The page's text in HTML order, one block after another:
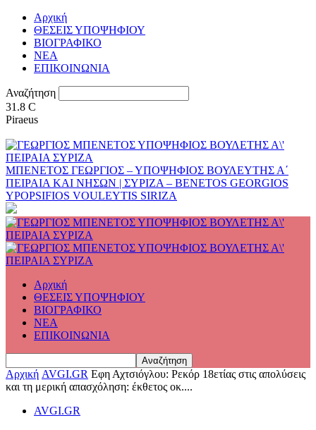
Αρχική
ΘΕΣΕΙΣ ΥΠΟΨΗΦΙΟΥ
ΒΙΟΓΡΑΦΙΚΟ
ΝΕΑ
ΕΠΙΚΟΙΝΩΝΙΑ
Αναζήτηση
31.8 C
Piraeus
ΜΠΕΝΕΤΟΣ ΓΕΩΡΓΙΟΣ – ΥΠΟΨΗΦΙΟΣ ΒΟΥΛΕΥΤΗΣ Α΄
ΠΕΙΡΑΙΑ ΚΑΙ ΝΗΣΩΝ | ΣΥΡΙΖΑ – BENETOS GEORGIOS
YPOPSIFIOS VOULEYTIS SIRIZA
Αρχική
ΘΕΣΕΙΣ ΥΠΟΨΗΦΙΟΥ
ΒΙΟΓΡΑΦΙΚΟ
ΝΕΑ
ΕΠΙΚΟΙΝΩΝΙΑ
Αρχική AVGI.GR Εφη Αχτσιόγλου: Ρεκόρ 18ετίας στις απολύσεις
και τη μερική απασχόληση: έκθετος οκ....
AVGI.GR